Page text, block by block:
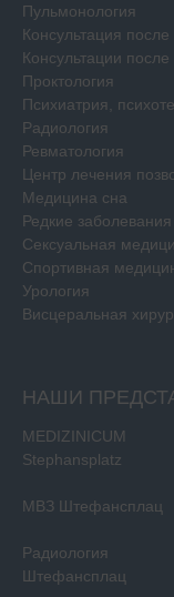
Пульмонология
Консультация после
Консультации после
Проктология
Психиатрия,
Радиология
Ревматология
Центр лечения
Медицина сна
Редкие заболевания
Сексуальная
Спортивная
Урология
Висцеральная
НАШИ
MEDIZINICUM
Stephansplatz
МВЗ Штефансплац
Радиология
Штефансплац